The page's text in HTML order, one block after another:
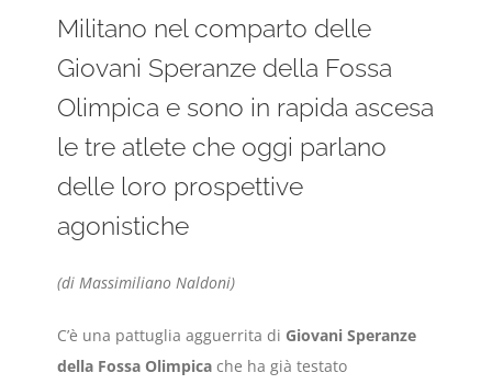
Militano nel comparto delle
Giovani Speranze della Fossa
Olimpica e sono in rapida ascesa
le tre atlete che oggi parlano
delle loro prospettive
agonistiche
(di Massimiliano Naldoni)
C’è una pattuglia agguerrita di Giovani Speranze
della Fossa Olimpica che ha già testato